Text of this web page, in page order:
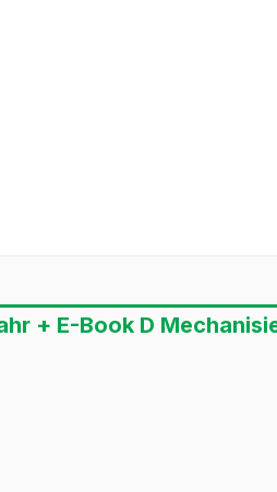
+ E-Book D